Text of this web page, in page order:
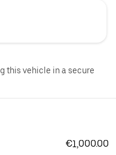
this vehicle in a secure
€1,000.00